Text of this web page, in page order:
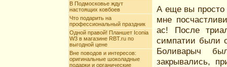
В Подмосковье ждут
настоящих ковбоев
Что подарить на
профессиональный праздник
Одной правой! Планшет Iconia
W3 в магазине RBT.ru по
выгодной цене
Вне поводов и интересов:
оригинальные шоколадные
подарки и органические
А еще вы просто
мне
ас! После
симпатии были
Боливарыч
закрывались,